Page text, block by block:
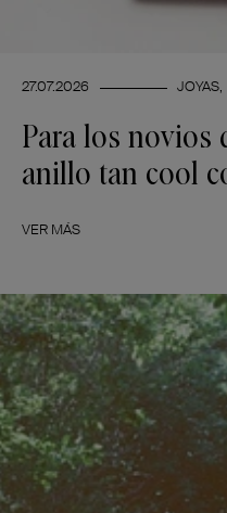
27.07.2026 JOYAS
Para los novios
anillo tan cool
VER MÁS